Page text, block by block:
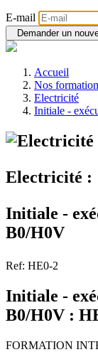
E-mail
Demander un
Accueil
Nos
Electricité
Initiale -
Electricité :
Initiale -
B0/H0V
Ref: HE0-2
Initiale -
B0/H0V :
FORMATION